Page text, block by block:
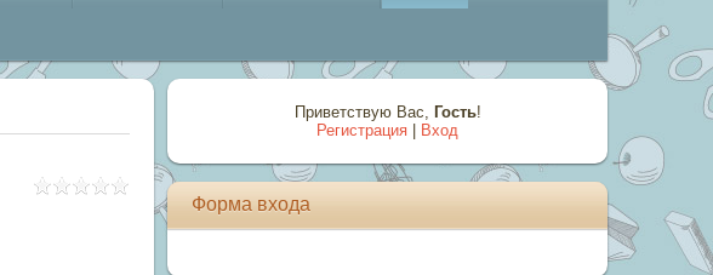
Приветствую Вас, Гость!
Регистрация
Вход
Форма входа